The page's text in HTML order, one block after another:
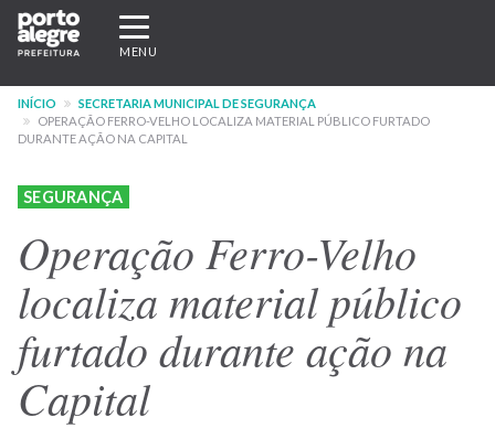
Pular
para
conteúdo
principal
Expandir/recolher
navegação
MENU
INÍCIO
SECRETARIA MUNICIPAL DE SEGURANÇA
OPERAÇÃO FERRO-VELHO LOCALIZA MATERIAL PÚBLICO FURTADO
DURANTE AÇÃO NA CAPITAL
SEGURANÇA
Operação Ferro-Velho
localiza material público
furtado durante ação na
Capital